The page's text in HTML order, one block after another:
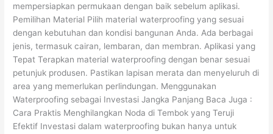
mempersiapkan permukaan dengan baik sebelum aplikasi.
Pemilihan Material Pilih material waterproofing yang sesuai
dengan kebutuhan dan kondisi bangunan Anda. Ada berbagai
jenis, termasuk cairan, lembaran, dan membran. Aplikasi yang
Tepat Terapkan material waterproofing dengan benar sesuai
petunjuk produsen. Pastikan lapisan merata dan menyeluruh di
area yang memerlukan perlindungan. Menggunakan
Waterproofing sebagai Investasi Jangka Panjang Baca Juga :
Cara Praktis Menghilangkan Noda di Tembok yang Teruji
Efektif Investasi dalam waterproofing bukan hanya untuk